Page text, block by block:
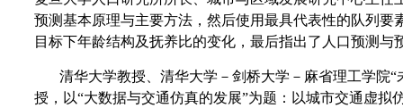
预测基本原理与主要方法，然后使用最具代表性的队列
目标下年龄结构及抚养比的变化，最后指出了人口预测与
清华大学教授、清华大学－剑桥大学－麻省理工学院
授，以“大数据与交通仿真的发展”为题：以城市交通虚